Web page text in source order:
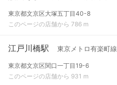
東京都文京区大塚五丁目40-8
このページの店舗から 786 m
江戸川橋駅 東京メトロ有楽町線
東京都文京区関口一丁目19-6
このページの店舗から 931 m